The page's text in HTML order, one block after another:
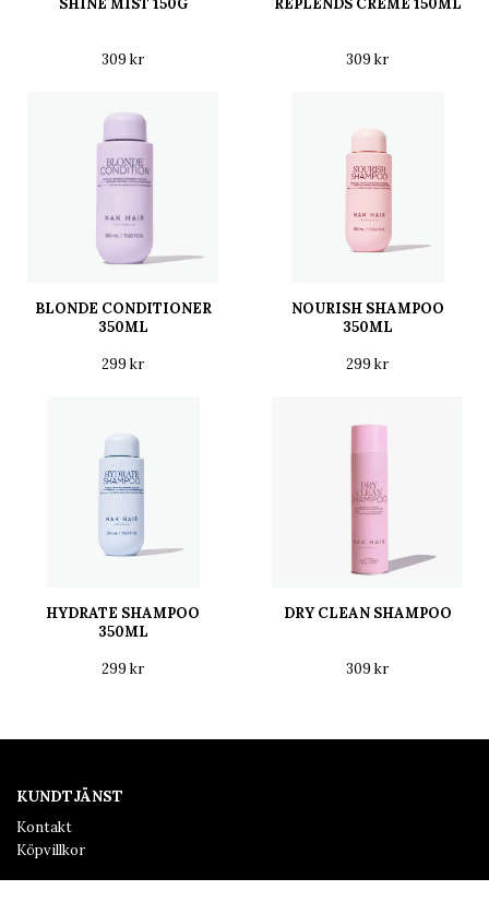
309 kr 309 kr
BLONDE CONDITIONER
350ML
299 kr
NOURISH SHAMPOO
350ML
299 kr
HYDRATE SHAMPOO
350ML
299 kr
DRY CLEAN SHAMPOO
309 kr
KUNDTJÄNST
Kontakt
Köpvillkor